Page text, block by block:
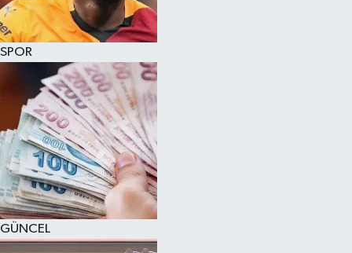
SPOR
GÜNCEL